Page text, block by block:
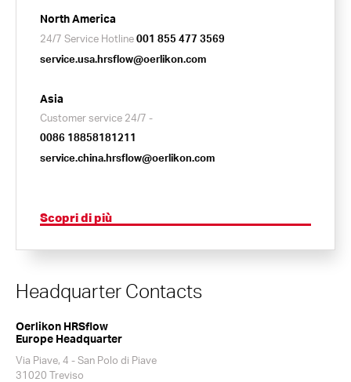
North America
24/7 Service Hotline001 855 477 3569
service.usa.hrsflow@oerlikon.com
Asia
Customer service 24/7 -
0086 18858181211
service.china.hrsflow@oerlikon.com
Scopri di più
Headquarter Contacts
Oerlikon HRSflow
Europe Headquarter
Via Piave, 4 - San Polo di Piave
31020 Treviso